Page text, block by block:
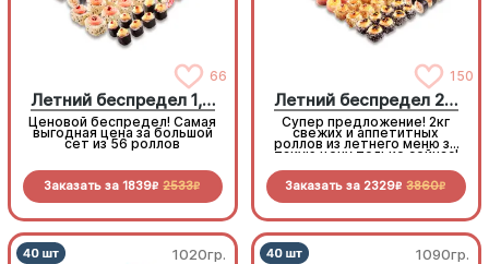
66
Летний беспредел 1,5 кг
Ценовой беспредел! Самая
выгодная цена за большой
сет из 56 роллов
Заказать за 1839R 2533R
150
Летний беспредел 2 кг
Супер предложение! 2кг
свежих и аппетитных
роллов из летнего меню за
такую цену только сейчас!
Заказать за 2329R 3860R
1020гр. 1090гр.